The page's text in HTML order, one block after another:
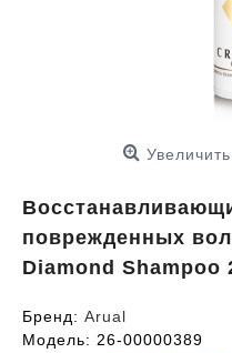
поврежденных
Diamond Shampoo
Бренд: Arual
Модель: 26-00000389